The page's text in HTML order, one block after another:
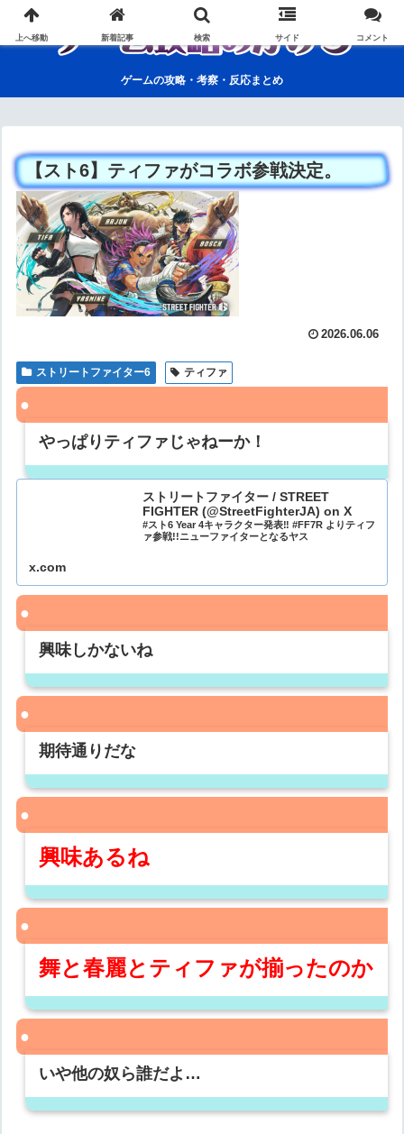
ゲームの攻略・考察・反応まとめ
【スト6】ティファがコラボ参戦決定。
2026.06.06
ストリートファイター6 ティファ
やっぱりティファじゃねーか！
ストリートファイター / STREET
FIGHTER (@StreetFighterJA) on X
#スト6 Year 4キャラクター発表‼ #FF7R よりティフ
ァ参戦!!ニューファイターとなるヤス
x.com
興味しかないね
期待通りだな
興味あるね
舞と春麗とティファが揃ったのか
いや他の奴ら誰だよ…
上へ移動 新着記事 検索 サイド コメント